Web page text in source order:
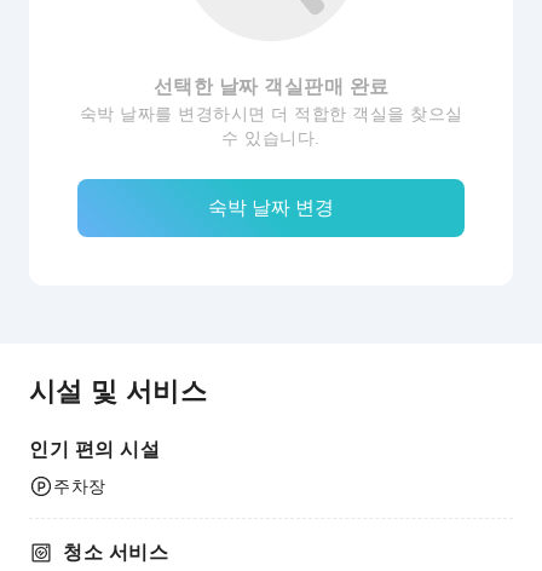
선택한 날짜 객실판매 완료
숙박 날짜를 변경하시면 더 적합한 객실을 찾으실
수 있습니다.
숙박 날짜 변경
시설 및 서비스
인기 편의 시설
주차장
청소 서비스